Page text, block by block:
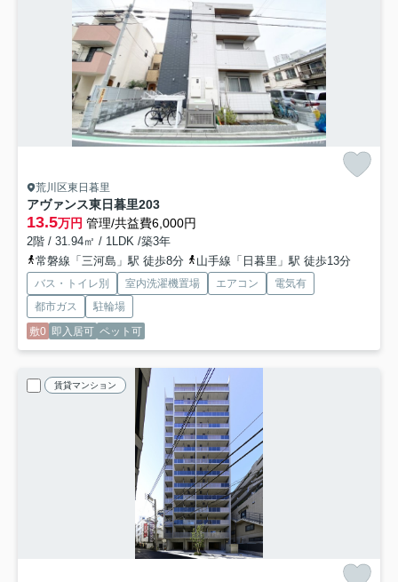
荒川区東日暮里
アヴァンス東日暮里203
13.5万円 管理/共益費6,000円
2階 / 31.94㎡ / 1LDK /築3年
常磐線「三河島」駅 徒歩8分
山手線「日暮里」駅 徒歩13分
バス・トイレ別 室内洗濯機置場 エアコン
電気有
都市ガス
駐輪場
敷0 即入居可 ペット可
賃貸マンション